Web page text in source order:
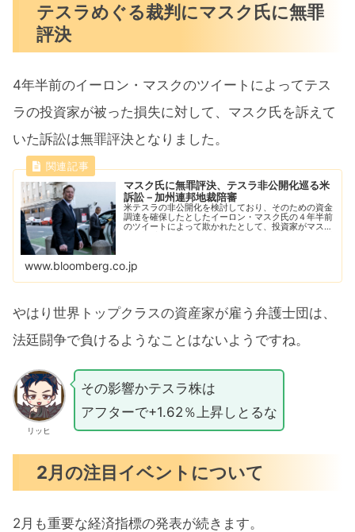
テスラめぐる裁判にマスク氏に無罪
評決
4年半前のイーロン・マスクのツイートによってテス
ラの投資家が被った損失に対して、マスク氏を訴えて
いた訴訟は無罪評決となりました。
マスク氏に無罪評決、テスラ非公開化巡る米
訴訟－加州連邦地裁陪審
米テスラの非公開化を検討しており、そのための資金
調達を確保したとしたイーロン・マスク氏の４年半前
のツイートによって欺かれたとして、投資家がマスク
www.bloomberg.co.jp
やはり世界トップクラスの資産家が雇う弁護士団は、
法廷闘争で負けるようなことはないようですね。
リッヒ
その影響かテスラ株は
アフターで+1.62％上昇しとるな
2月の注目イベントについて
2月も重要な経済指標の発表が続きます。